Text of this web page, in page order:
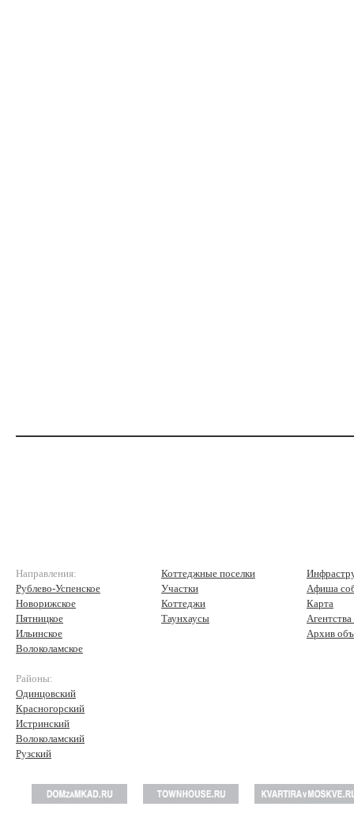
Направления:
Рублево-Успенское
Новорижское
Пятницкое
Ильинское
Волоколамское
Районы:
Одинцовский
Красногорский
Истринский
Волоколамский
Рузский
Коттеджные поселки
Участки
Коттеджи
Таунхаусы
Афиша
Карта
Архив